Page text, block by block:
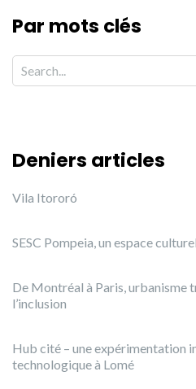
Par mots clés
Deniers articles
Vila Itororó
SESC Pompeia, un espace
De Montréal à Paris, urbanisme
l’inclusion
Hub cité – une expérimentation
technologique à Lomé